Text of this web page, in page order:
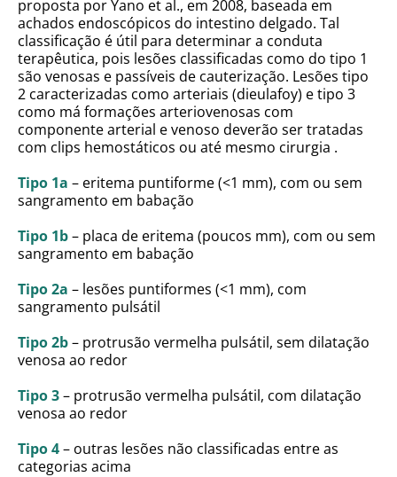
proposta por Yano et al., em 2008, baseada em
achados endoscópicos do intestino delgado. Tal
classificação é útil para determinar a conduta
terapêutica, pois lesões classificadas como do tipo 1
são venosas e passíveis de cauterização. Lesões tipo
2 caracterizadas como arteriais (dieulafoy) e tipo 3
como má formações arteriovenosas com
componente arterial e venoso deverão ser tratadas
com clips hemostáticos ou até mesmo cirurgia .
Tipo 1a – eritema puntiforme (<1 mm), com ou sem
sangramento em babação
Tipo 1b– placa de eritema (poucos mm), com ou sem
sangramento em babação
Tipo 2a – lesões puntiformes (<1 mm), com
sangramento pulsátil
Tipo 2b– protrusão vermelha pulsátil, sem dilatação
venosa ao redor
Tipo 3– protrusão vermelha pulsátil, com dilatação
venosa ao redor
Tipo 4– outras lesões não classificadas entre as
categorias acima